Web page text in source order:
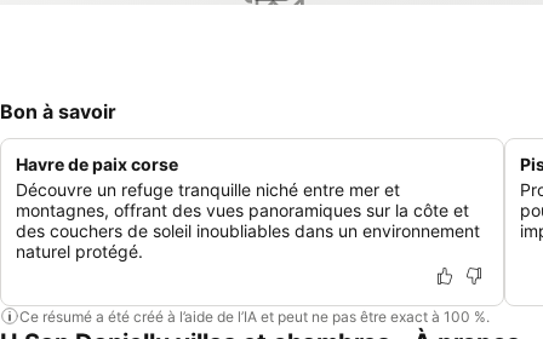
Bon à savoir
Havre de paix corse
Découvre un refuge tranquille niché entre mer et
montagnes, offrant des vues panoramiques sur la côte et
des couchers de soleil inoubliables dans un environnement
naturel protégé.
Ce résumé a été créé à l’aide de l’IA et peut ne pas être exact à 100 %.